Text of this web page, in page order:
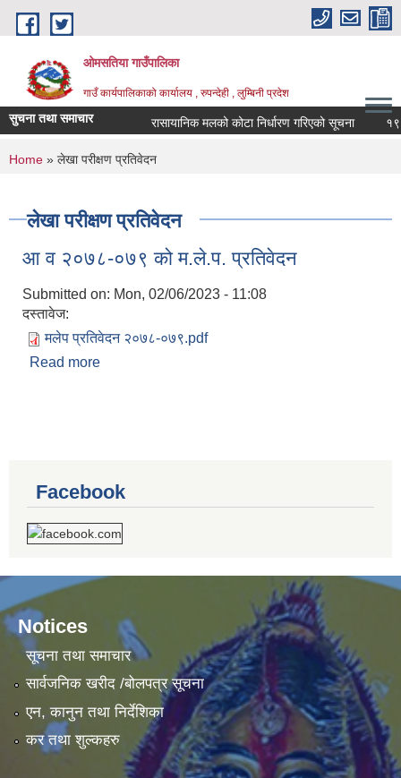
Skip to main content
ओमसतिया गाउँपालिका
गाउँ कार्यपालिकाको कार्यालय , रुपन्देही , लुम्बिनी प्रदेश
सुचना तथा समाचार रासायानिक मलको कोटा निर्धारण गरिएको सूचना १९ औं
You are here
Home » लेखा परीक्षण प्रतिवेदन
लेखा परीक्षण प्रतिवेदन
आ व २०७८-०७९ को म.ले.प. प्रतिवेदन
Submitted on: Mon, 02/06/2023 - 11:08
दस्तावेज:
मलेप प्रतिवेदन २०७८-०७९.pdf
Read more
Facebook
Notices
सूचना तथा समाचार
सार्वजनिक खरीद /बोलपत्र सूचना
एन, कानुन तथा निर्देशिका
कर तथा शुल्कहरु